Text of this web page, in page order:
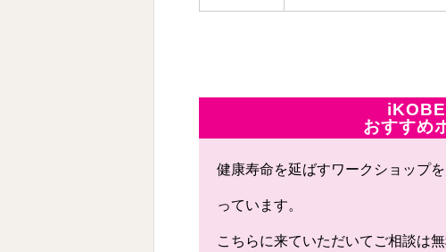
おすすめ
健康寿命を延ばすワークショップ
っています。
こちらに来ていただいてご相談は無